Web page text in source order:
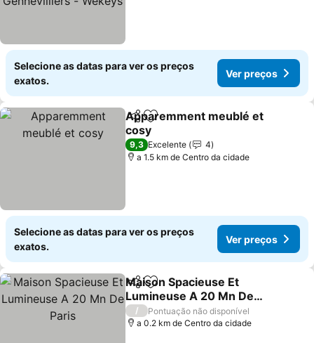
Selecione as datas para ver os preços
exatos.
Ver preços
PartilharAdicionar aos favoritos
Apparemment meublé et
cosy
Ver preços
9,3 Excelente
4
a 1.5 km de Centro da cidade
Selecione as datas para ver os preços
exatos.
Ver preços
PartilharAdicionar aos favoritos
Maison Spacieuse Et
Lumineuse A 20 Mn De
Paris
Ver preços
/
Pontuação não disponível
a 0.2 km de Centro da cidade